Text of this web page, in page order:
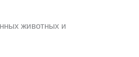
животных и